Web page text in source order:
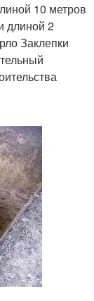
10 метров
длиной 2
Заклепки